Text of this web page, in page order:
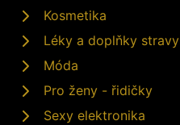
Kosmetika
Léky a doplňky stravy
Móda
Pro ženy - řidičky
Sexy elektronika